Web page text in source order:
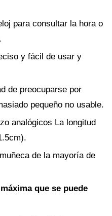
para consultar la hora o
y fácil de usar y
de preocuparse por
pequeño no usable.
analógicos La longitud
de la mayoría de
que se puede